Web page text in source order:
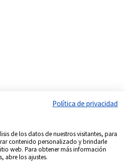
Política de privacidad
de los datos de nuestros visitantes, para
contenido personalizado y brindarle
web. Para obtener más información
abre los ajustes.